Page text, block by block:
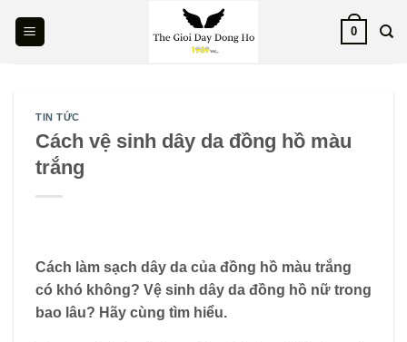
0
TIN TỨC
Cách vệ sinh dây da đồng hồ màu
trắng
Cách làm sạch dây da của đồng hồ màu trắng
có khó không? Vệ sinh dây da đồng hồ nữ trong
bao lâu? Hãy cùng tìm hiểu.